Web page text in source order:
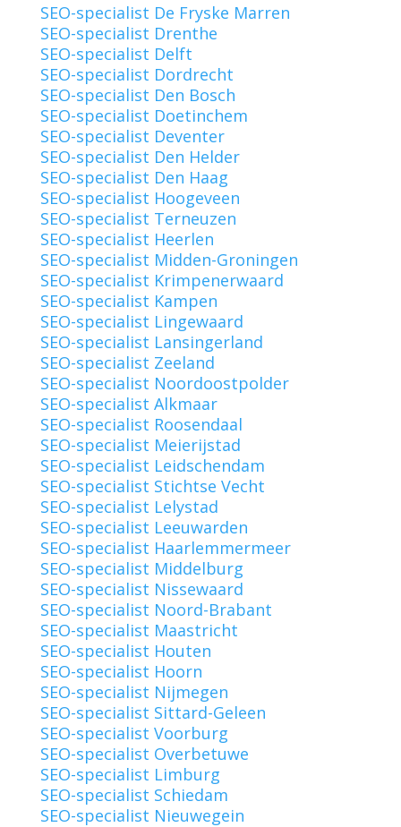
SEO-specialist De Fryske Marren
SEO-specialist Drenthe
SEO-specialist Delft
SEO-specialist Dordrecht
SEO-specialist Den Bosch
SEO-specialist Doetinchem
SEO-specialist Deventer
SEO-specialist Den Helder
SEO-specialist Den Haag
SEO-specialist Hoogeveen
SEO-specialist Terneuzen
SEO-specialist Heerlen
SEO-specialist Midden-Groningen
SEO-specialist Krimpenerwaard
SEO-specialist Kampen
SEO-specialist Lingewaard
SEO-specialist Lansingerland
SEO-specialist Zeeland
SEO-specialist Noordoostpolder
SEO-specialist Alkmaar
SEO-specialist Roosendaal
SEO-specialist Meierijstad
SEO-specialist Leidschendam
SEO-specialist Stichtse Vecht
SEO-specialist Lelystad
SEO-specialist Leeuwarden
SEO-specialist Haarlemmermeer
SEO-specialist Middelburg
SEO-specialist Nissewaard
SEO-specialist Noord-Brabant
SEO-specialist Maastricht
SEO-specialist Houten
SEO-specialist Hoorn
SEO-specialist Nijmegen
SEO-specialist Sittard-Geleen
SEO-specialist Voorburg
SEO-specialist Overbetuwe
SEO-specialist Limburg
SEO-specialist Schiedam
SEO-specialist Nieuwegein